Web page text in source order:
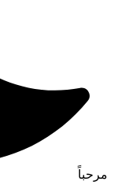
مرحباً